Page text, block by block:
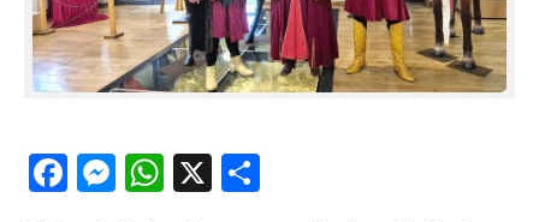
Facebook
Messenger
WhatsApp
X